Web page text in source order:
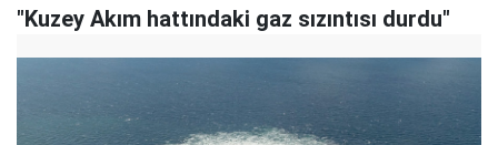
"Kuzey Akım hattındaki gaz sızıntısı durdu"